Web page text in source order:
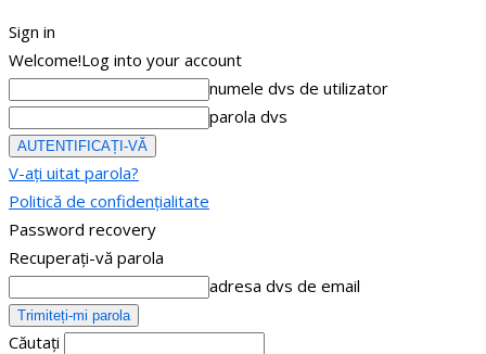
Sign in
Welcome!Log into your account
numele dvs de utilizator
parola dvs
V-ați uitat parola?
Politică de confidențialitate
Password recovery
Recuperați-vă parola
adresa dvs de email
Căutați